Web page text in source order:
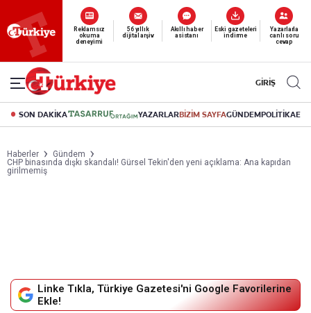
Reklamsız
okuma
deneyimi
56 yıllık
dijital arşiv
Akıllı haber
asistanı
Eski gazeteleri
indirme
Yazarlarla
canlı soru
cevap
GİRİŞ
SON DAKİKA YAZARLARBİZİM SAYFAGÜNDEMPOLİTİKA
Haberler
Gündem
CHP binasında dışkı skandalı! Gürsel Tekin'den yeni açıklama: Ana kapıdan
girilmemiş
Linke Tıkla, Türkiye Gazetesi'ni Google Favorilerine
Ekle!